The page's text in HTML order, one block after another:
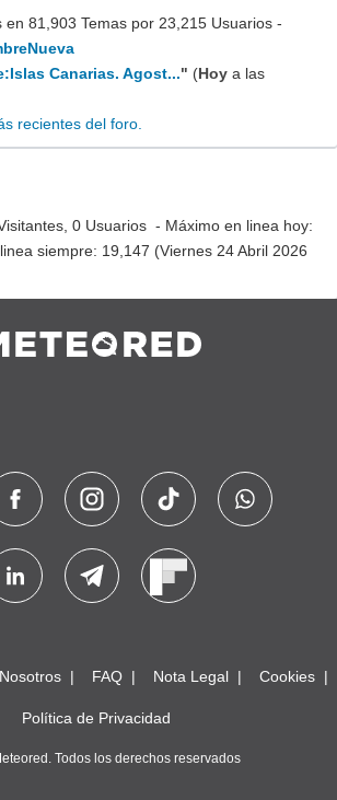
81,903 Temas por 23,215 Usuarios -
Canarias. Agost..." (Hoy a las
recientes del foro.
0 Usuarios - Máximo en linea hoy:
siempre: 19,147 (Viernes 24 Abril 2026
FAQ Nota Legal Cookies
Política de Privacidad
Todos los derechos reservados